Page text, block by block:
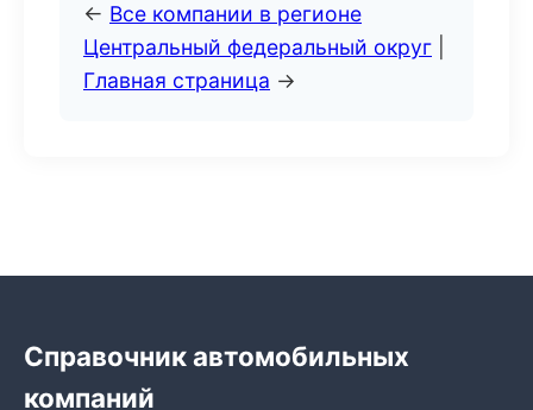
← Все компании в регионе
Центральный федеральный округ
Главная страница →
Справочник автомобильных
компаний